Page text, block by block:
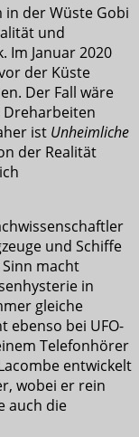
in der Wüste Gobi
und
Im Januar 2020
der Küste
Der Fall wäre
Dreharbeiten
ist Unheimliche
der Realität
und Schiffe
macht
in
gleiche
ebenso bei UFO-
Telefonhörer
entwickelt
wobei er rein
auch die